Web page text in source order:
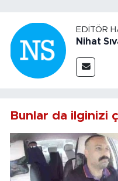
EDITÖR
Nihat
Bunlar da ilginizi